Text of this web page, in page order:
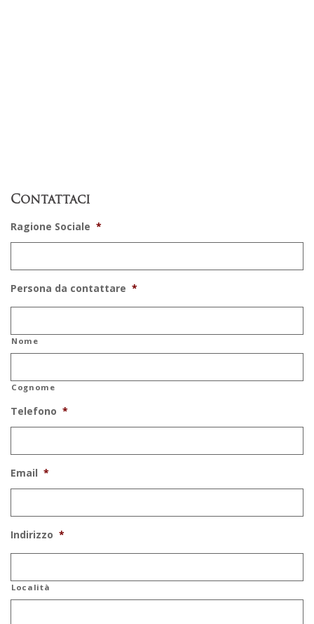
Contattaci
Ragione Sociale *
Persona da contattare *
Nome
Cognome
Telefono *
Email *
Indirizzo *
Località